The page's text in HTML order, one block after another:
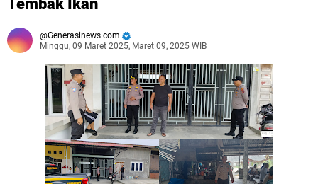
Tembak Ikan
Generasinews.com
Minggu, 09 Maret 2025, Maret 09, 2025 WIB